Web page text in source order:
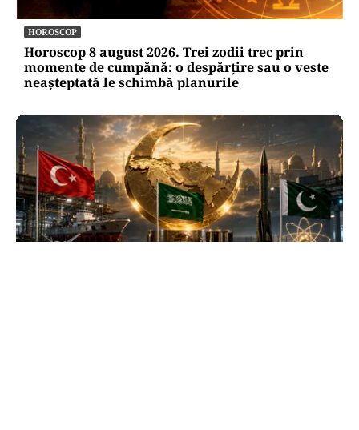
HOROSCOP
Horoscop 8 august 2026. Trei zodii trec prin
momente de cumpănă: o despărțire sau o veste
neașteptată le schimbă planurile